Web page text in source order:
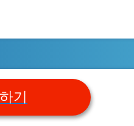
기